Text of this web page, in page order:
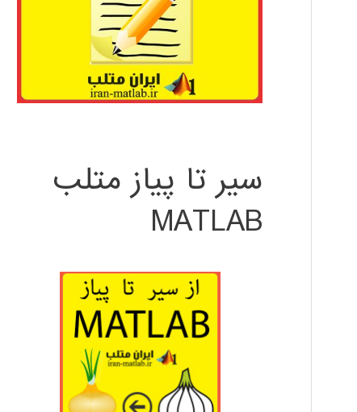
سیر تا پیاز متلب
MATLAB